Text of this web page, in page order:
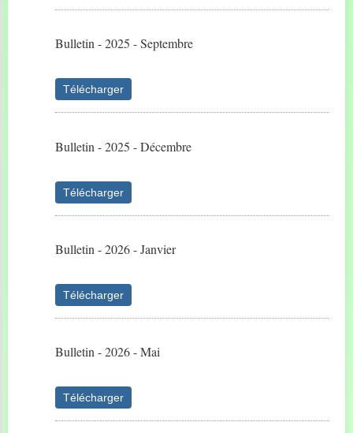
Bulletin - 2025 - Septembre
Télécharger
Bulletin - 2025 - Décembre
Télécharger
Bulletin - 2026 - Janvier
Télécharger
Bulletin - 2026 - Mai
Télécharger